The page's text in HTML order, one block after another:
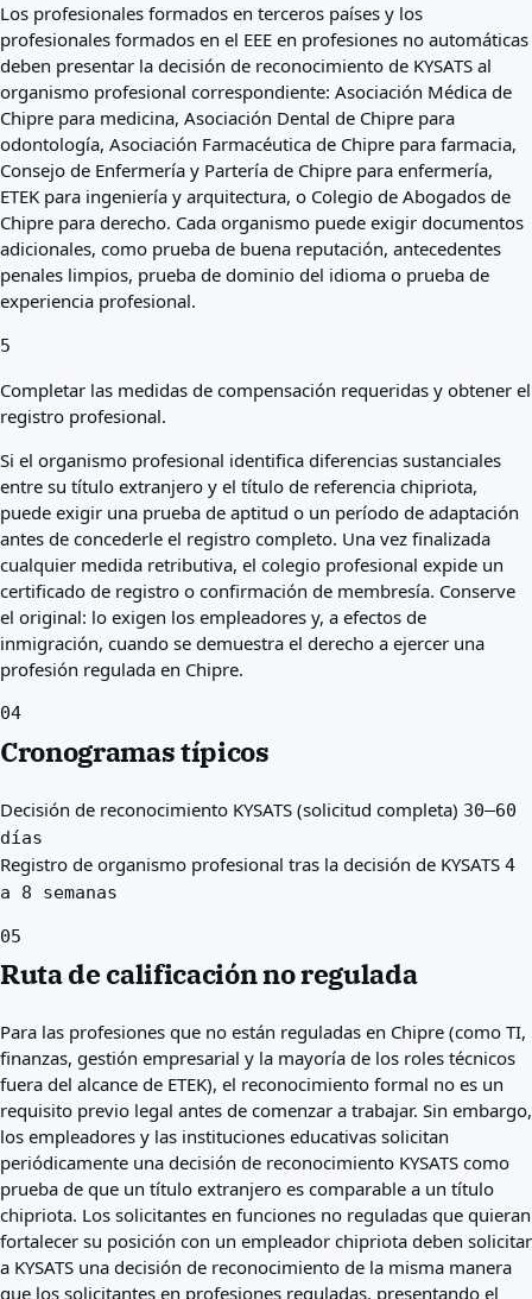
Los profesionales formados en terceros países y los
profesionales formados en el EEE en profesiones no automáticas
deben presentar la decisión de reconocimiento de KYSATS al
organismo profesional correspondiente: Asociación Médica de
Chipre para medicina, Asociación Dental de Chipre para
odontología, Asociación Farmacéutica de Chipre para farmacia,
Consejo de Enfermería y Partería de Chipre para enfermería,
ETEK para ingeniería y arquitectura, o Colegio de Abogados de
Chipre para derecho. Cada organismo puede exigir documentos
adicionales, como prueba de buena reputación, antecedentes
penales limpios, prueba de dominio del idioma o prueba de
experiencia profesional.
5
Completar las medidas de compensación requeridas y obtener el
registro profesional.
Si el organismo profesional identifica diferencias sustanciales
entre su título extranjero y el título de referencia chipriota,
puede exigir una prueba de aptitud o un período de adaptación
antes de concederle el registro completo. Una vez finalizada
cualquier medida retributiva, el colegio profesional expide un
certificado de registro o confirmación de membresía. Conserve
el original: lo exigen los empleadores y, a efectos de
inmigración, cuando se demuestra el derecho a ejercer una
profesión regulada en Chipre.
04
Cronogramas típicos
Decisión de reconocimiento KYSATS (solicitud completa) 30–60
días
Registro de organismo profesional tras la decisión de KYSATS 4
a 8 semanas
05
Ruta de calificación no regulada
Para las profesiones que no están reguladas en Chipre (como TI,
finanzas, gestión empresarial y la mayoría de los roles técnicos
fuera del alcance de ETEK), el reconocimiento formal no es un
requisito previo legal antes de comenzar a trabajar. Sin embargo,
los empleadores y las instituciones educativas solicitan
periódicamente una decisión de reconocimiento KYSATS como
prueba de que un título extranjero es comparable a un título
chipriota. Los solicitantes en funciones no reguladas que quieran
fortalecer su posición con un empleador chipriota deben solicitar
a KYSATS una decisión de reconocimiento de la misma manera
que los solicitantes en profesiones reguladas, presentando el